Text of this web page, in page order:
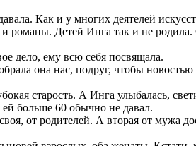
Как и у многих деятелей
Детей Инга так и не
дело, ему всю себя посвящала.
она нас, подруг, чтобы
старость. А Инга улыбалась,
больше 60 обычно не давал.
от родителей. А вторая от мужа